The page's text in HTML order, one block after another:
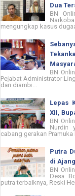
Dua
BN
mengungkap kasus
BN
Pejabat Administrator
dan diambi...
Lepas
XII,
BN
Nurdin
cabang gerakan Pramuka
Putra
di
BN
Desa
putra terbaiknya, Reski